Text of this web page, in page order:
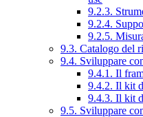
9.2.3.
9.2.4.
9.2.5.
9.3. Catalogo del
9.4. Sviluppare
9.4.1. Il
9.4.2. Il kit
9.4.3. Il kit
9.5. Sviluppare